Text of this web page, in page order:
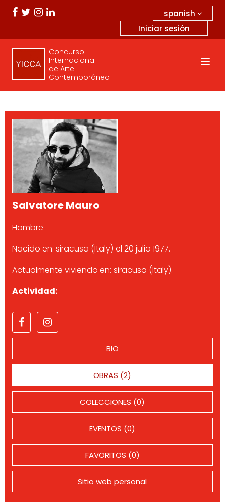
spanish
Iniciar sesión
Concurso
Internacional
de Arte
Contemporáneo
Salvatore Mauro
Hombre
Nacido en: siracusa (Italy) el 20 julio 1977.
Actualmente viviendo en: siracusa (Italy).
Actividad:
BIO
OBRAS (2)
COLECCIONES (0)
EVENTOS (0)
FAVORITOS (0)
Sitio web personal